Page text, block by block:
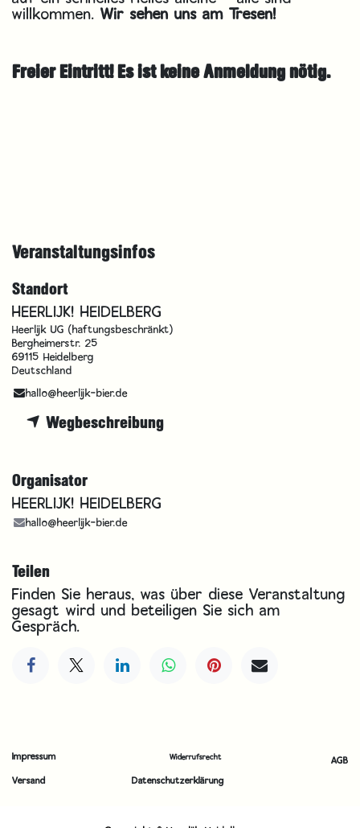
willkommen. Wir sehen uns am Tresen!
Freier Eintritt! Es ist keine Anmeldung nötig.
Veranstaltungsinfos
Standort
HEERLIJK! HEIDELBERG
Heerlijk UG (haftungsbeschränkt)
Bergheimerstr. 25
69115 Heidelberg
Deutschland
hallo@heerlijk-bier.de
Wegbeschreibung
Organisator
HEERLIJK! HEIDELBERG
hallo@heerlijk-bier.de
Teilen
Finden Sie heraus, was über diese Veranstaltung
gesagt wird und beteiligen Sie sich am
Gespräch.
Impressum
Versand
Widerrufsrecht
Datenschutzerklärung
AGB